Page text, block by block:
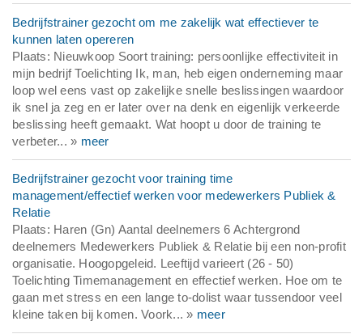
Bedrijfstrainer gezocht om me zakelijk wat effectiever te
kunnen laten opereren
Plaats: Nieuwkoop Soort training: persoonlijke effectiviteit in
mijn bedrijf Toelichting Ik, man, heb eigen onderneming maar
loop wel eens vast op zakelijke snelle beslissingen waardoor
ik snel ja zeg en er later over na denk en eigenlijk verkeerde
beslissing heeft gemaakt. Wat hoopt u door de training te
verbeter... » meer
Bedrijfstrainer gezocht voor training time
management/effectief werken voor medewerkers Publiek &
Relatie
Plaats: Haren (Gn) Aantal deelnemers 6 Achtergrond
deelnemers Medewerkers Publiek & Relatie bij een non-profit
organisatie. Hoogopgeleid. Leeftijd varieert (26 - 50)
Toelichting Timemanagement en effectief werken. Hoe om te
gaan met stress en een lange to-dolist waar tussendoor veel
kleine taken bij komen. Voork... » meer